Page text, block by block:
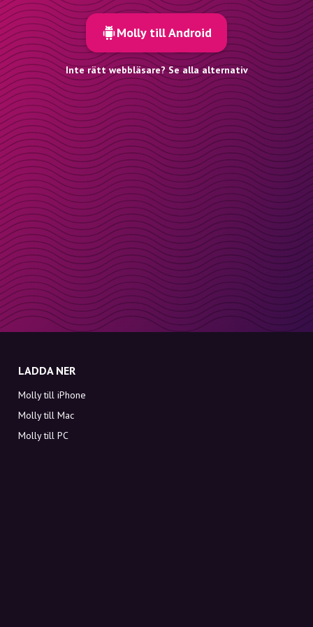
Molly till Android
Inte rätt webbläsare? Se alla alternativ
LADDA NER
Molly till iPhone
Molly till Mac
Molly till PC